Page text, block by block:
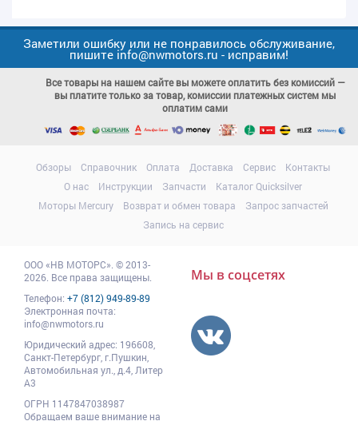
Заметили ошибку или не понравилось обслуживание,
пишите info@nwmotors.ru - исправим!
Все товары на нашем сайте вы можете оплатить без комиссий —
вы платите только за товар, комиссии платежных систем мы
оплатим сами
Обзоры Справочник Оплата Доставка Сервис
Контакты
О нас
Инструкции Запчасти
Каталог Quicksilver
Моторы Mercury
Возврат и обмен товара
Запрос запчастей
Запись на сервис
ООО«НВ МОТОРС» © 2013-
2026. Все права защищены.
Телефон: +7 (812) 949-89-89
Электронная почта:
info@nwmotors.ru
Юридический адрес: 196608
Санкт-Петербург, г.Пушкин
Автомобильная ул., д.4, Литер
А3
ОГРН 1147847038987
Обращаем ваше внимание на
Мы в соцсетях